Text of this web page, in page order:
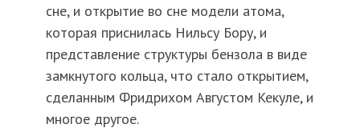
сне, и открытие во сне модели атома,
которая приснилась Нильсу Бору, и
представление структуры бензола в виде
замкнутого кольца, что стало открытием,
сделанным Фридрихом Августом Кекуле, и
многое другое.